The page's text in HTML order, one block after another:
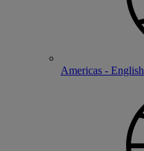
Americas - English